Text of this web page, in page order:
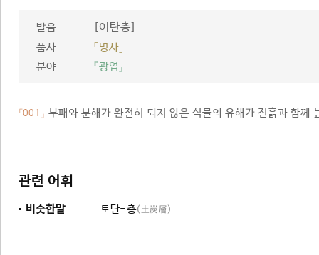
발음 [이탄층]
품사
「명사」
분야
『광업』
「001」 부패와 분해가 완전히 되지 않은 식물의 유해가 진흙과 함께
관련 어휘
비슷한말 토탄-층(土炭層)